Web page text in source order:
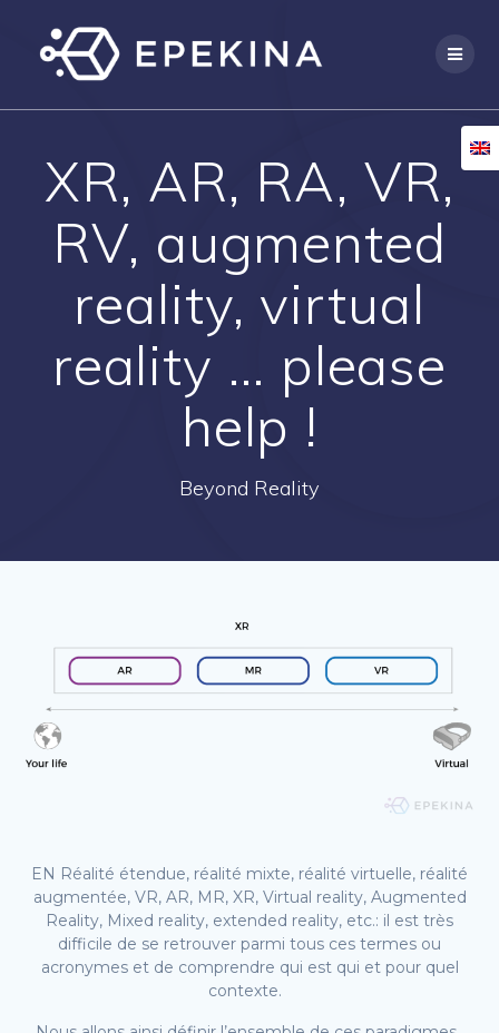
content
XR, AR, RA, VR,
RV, augmented
reality, virtual
reality … please
help !
Beyond Reality
EN Réalité étendue, réalité mixte, réalité virtuelle, réalité
augmentée, VR, AR, MR, XR, Virtual reality, Augmented
Reality, Mixed reality, extended reality, etc.: il est très
difficile de se retrouver parmi tous ces termes ou
acronymes et de comprendre qui est qui et pour quel
contexte.